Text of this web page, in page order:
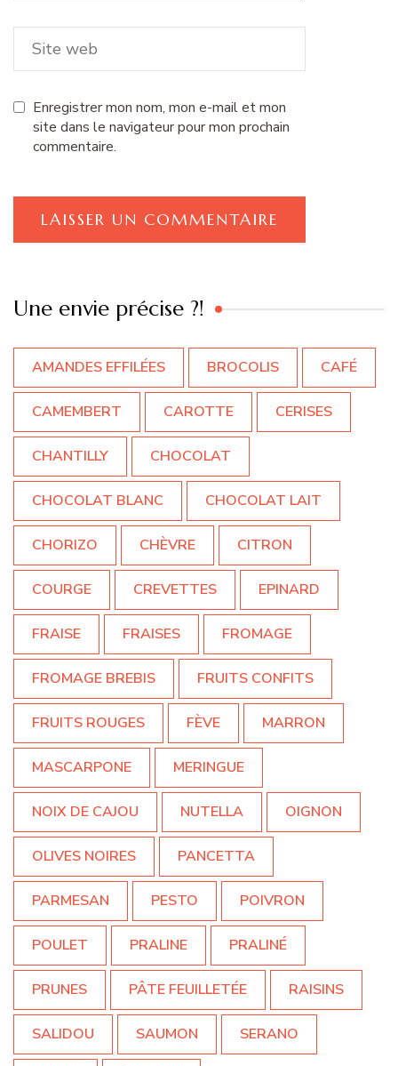
Enregistrer mon nom, mon e-mail et mon
site dans le navigateur pour mon prochain
commentaire.
Une envie précise ?!
AMANDES EFFILÉES BROCOLIS CAFÉ
CAMEMBERT CAROTTE CERISES
CHANTILLY CHOCOLAT
CHOCOLAT BLANC CHOCOLAT LAIT
CHORIZO CHÈVRE CITRON
COURGE CREVETTES EPINARD
FRAISE FRAISES FROMAGE
FROMAGE BREBIS FRUITS CONFITS
FRUITS ROUGES FÈVE MARRON
MASCARPONE MERINGUE
NOIX DE CAJOU NUTELLA OIGNON
OLIVES NOIRES PANCETTA
PARMESAN PESTO POIVRON
POULET PRALINE PRALINÉ
PRUNES PÂTE FEUILLETÉE RAISINS
SALIDOU SAUMON SERANO